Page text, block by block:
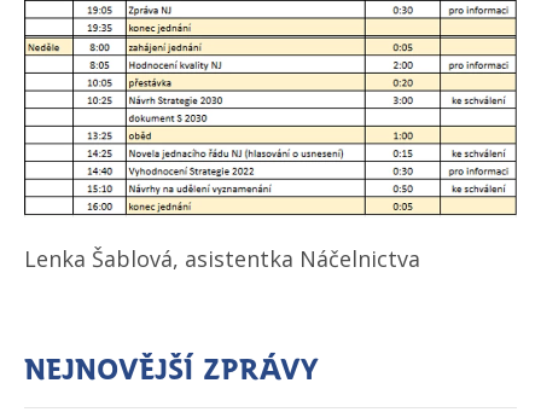
Lenka Šablová, asistentka Náčelnictva
Nejnovější zprávy